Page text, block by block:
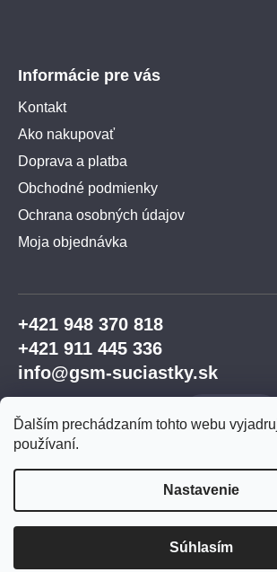
Ďalším prechádzaním tohto webu
používaní.
Nastavenie
Súhlasím
Informácie pre vás
Kontakt
Ako nakupovať
Doprava a platba
Obchodné podmienky
Ochrana osobných údajov
Moja objednávka
+421 948 370 818
+421 911 445 336
info@gsm-suciastky.sk
GSM súčiastky